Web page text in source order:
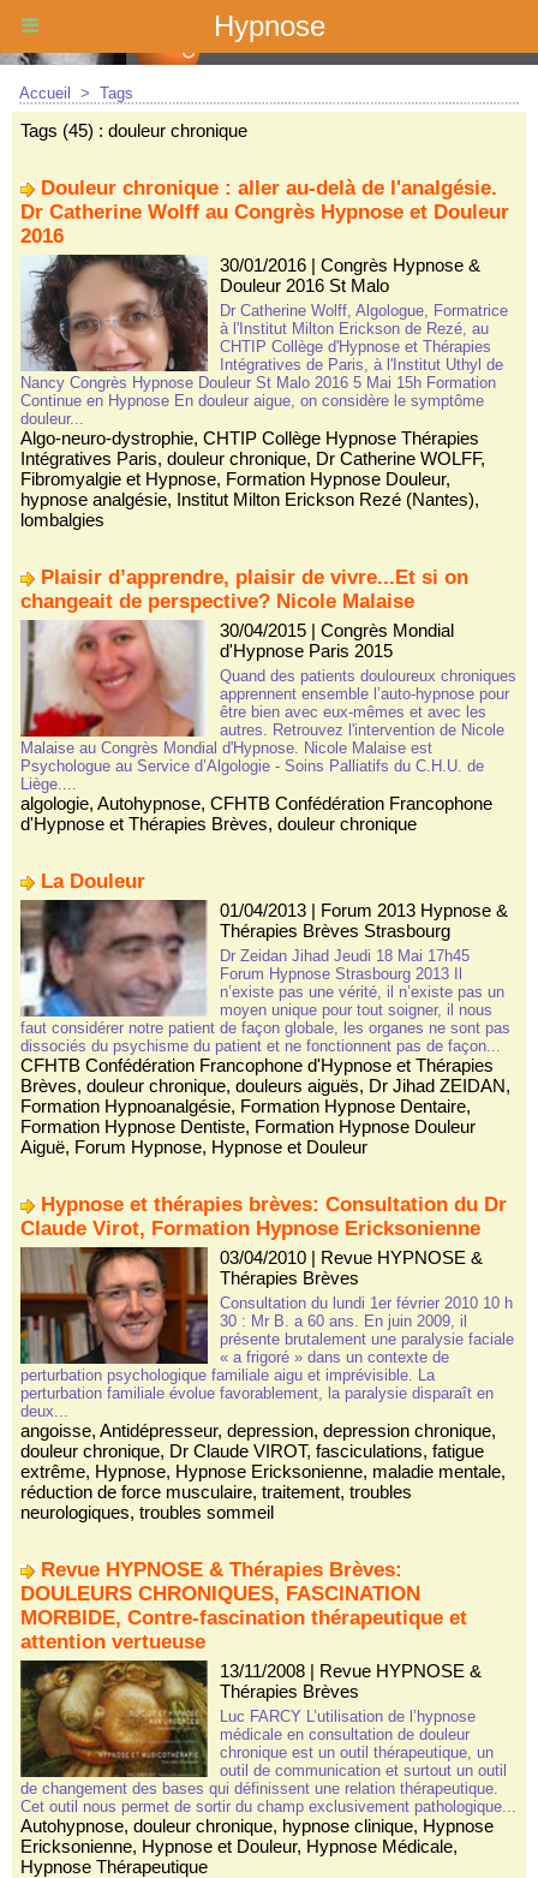
Hypnose
Accueil > Tags
Tags (45) : douleur chronique
Douleur chronique : aller au-delà de l'analgésie.
Dr Catherine Wolff au Congrès Hypnose et Douleur
2016
30/01/2016| Congrès Hypnose &
Douleur 2016 St Malo
Dr Catherine Wolff, Algologue, Formatrice
à l'Institut Milton Erickson de Rezé, au
CHTIP Collège d'Hypnose et Thérapies
Intégratives de Paris, à l'Institut Uthyl de
Nancy Congrès Hypnose Douleur St Malo 2016 5 Mai 15h Formation
Continue en Hypnose En douleur aigue, on considère le symptôme
douleur...
Algo-neuro-dystrophie, CHTIP Collège Hypnose Thérapies
Intégratives Paris, douleur chronique, Dr Catherine WOLFF,
Fibromyalgie et Hypnose, Formation Hypnose Douleur,
hypnose analgésie, Institut Milton Erickson Rezé (Nantes),
lombalgies
Plaisir d’apprendre, plaisir de vivre...Et si on
changeait de perspective? Nicole Malaise
30/04/2015| Congrès Mondial
d'Hypnose Paris 2015
Quand des patients douloureux chroniques
apprennent ensemble l’auto-hypnose pour
être bien avec eux-mêmes et avec les
autres. Retrouvez l'intervention de Nicole
Malaise au Congrès Mondial d'Hypnose. Nicole Malaise est
Psychologue au Service d’Algologie - Soins Palliatifs du C.H.U. de
Liège....
algologie, Autohypnose, CFHTB Confédération Francophone
d'Hypnose et Thérapies Brèves, douleur chronique
La Douleur
01/04/2013| Forum 2013 Hypnose &
Thérapies Brèves Strasbourg
Dr Zeidan Jihad Jeudi 18 Mai 17h45
Forum Hypnose Strasbourg 2013 Il
n’existe pas une vérité, il n’existe pas un
moyen unique pour tout soigner, il nous
faut considérer notre patient de façon globale, les organes ne sont pas
dissociés du psychisme du patient et ne fonctionnent pas de façon...
CFHTB Confédération Francophone d'Hypnose et Thérapies
Brèves, douleur chronique, douleurs aiguës, Dr Jihad ZEIDAN,
Formation Hypnoanalgésie, Formation Hypnose Dentaire,
Formation Hypnose Dentiste, Formation Hypnose Douleur
Aiguë, Forum Hypnose, Hypnose et Douleur
Hypnose et thérapies brèves: Consultation du Dr
Claude Virot, Formation Hypnose Ericksonienne
03/04/2010| Revue HYPNOSE &
Thérapies Brèves
Consultation du lundi 1er février 2010 10 h
30 : Mr B. a 60 ans. En juin 2009, il
présente brutalement une paralysie faciale
« a frigoré » dans un contexte de
perturbation psychologique familiale aigu et imprévisible. La
perturbation familiale évolue favorablement, la paralysie disparaît en
deux...
angoisse, Antidépresseur, depression, depression chronique,
douleur chronique, Dr Claude VIROT, fasciculations, fatigue
extrême, Hypnose, Hypnose Ericksonienne, maladie mentale,
réduction de force musculaire, traitement, troubles
neurologiques, troubles sommeil
Revue HYPNOSE & Thérapies Brèves:
DOULEURS CHRONIQUES, FASCINATION
MORBIDE, Contre-fascination thérapeutique et
attention vertueuse
13/11/2008| Revue HYPNOSE &
Thérapies Brèves
Luc FARCY L’utilisation de l’hypnose
médicale en consultation de douleur
chronique est un outil thérapeutique, un
outil de communication et surtout un outil
de changement des bases qui définissent une relation thérapeutique.
Cet outil nous permet de sortir du champ exclusivement pathologique...
Autohypnose, douleur chronique, hypnose clinique, Hypnose
Ericksonienne, Hypnose et Douleur, Hypnose Médicale,
Hypnose Thérapeutique